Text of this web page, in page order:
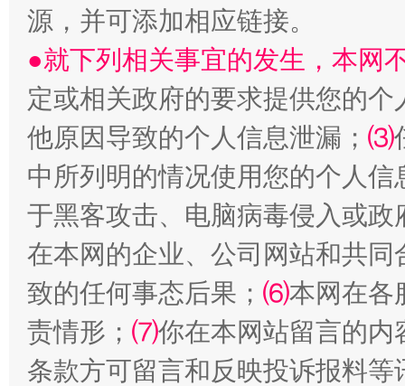
国家大学科技园优化重塑工作
扯下公款旅游的“隐身衣” 如何以
源，并可添加相应链接。
●就下列相关事宜的发生，本网
定或相关政府的要求提供您的个
他原因导致的个人信息泄漏； ⑶
中所列明的情况使用您的个人
于黑客攻击、电脑病毒侵入或
在本网的企业、公司网站和共
致的任何事态后果； ⑹本网在各
责情形； ⑺你在本网站留言的内
条款方可留言和反映投诉报料